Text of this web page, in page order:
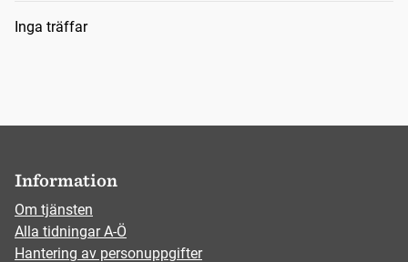
Sökresultat
Inga träffar
Information
Om tjänsten
Alla tidningar A-Ö
Hantering av personuppgifter